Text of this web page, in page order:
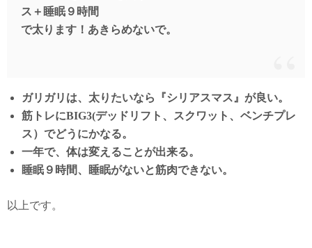
ス＋睡眠９時間
で太ります！あきらめないで。
ガリガリは、太りたいなら『シリアスマス』が良い。
筋トレにBIG3(デッドリフト、スクワット、ベンチプレ
ス）でどうにかなる。
一年で、体は変えることが出来る。
睡眠９時間、睡眠がないと筋肉できない。
以上です。